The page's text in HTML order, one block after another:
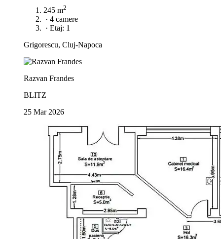
245 m2
· 4 camere
· Etaj: 1
Grigorescu, Cluj-Napoca
Razvan Frandes
BLITZ
25 Mar 2026